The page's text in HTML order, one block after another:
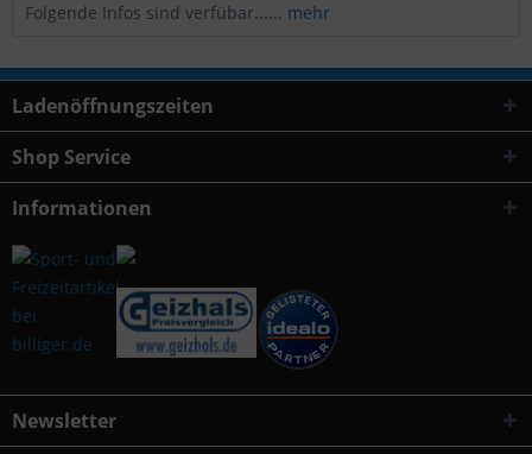
Folgende Infos sind verfübar...... mehr
Ladenöffnungszeiten
Shop Service
Informationen
Newsletter